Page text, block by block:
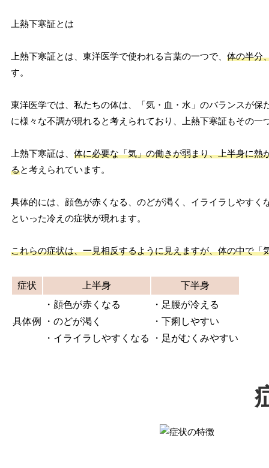
上熱下寒証とは
上熱下寒証とは、東洋医学で使われる言葉の一つで、 体の半分
す。
東洋医学では、私たちの体は、「気・血・水」のバランスが
に様々な不調が現れると考えられており、上熱下寒証もその一
上熱下寒証は、 体に必要な「気」の働きが弱まり、上半身に
ると考えられています。
具体的には、顔色が赤くなる、のどが渇く、イライラしやす
といった冷えの症状が現れます。
これらの症状は、一見相反するように見えますが、体の中で
症状 上半身 下半身
具体例
・顔色が赤くなる
・のどが渇く
・イライラしやすくなる
・足腰が冷える
・下痢しやすい
・足がむくみやすい